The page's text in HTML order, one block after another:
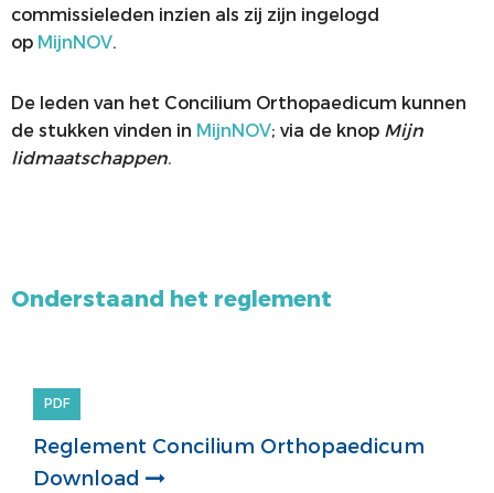
commissieleden inzien als zij zijn ingelogd
op MijnNOV.
De leden van het Concilium Orthopaedicum kunnen
de stukken vinden in MijnNOV; via de knop Mijn
lidmaatschappen.
Onderstaand het reglement
PDF
Reglement Concilium Orthopaedicum
Download